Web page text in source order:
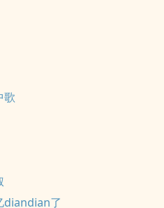
歌
diandian了